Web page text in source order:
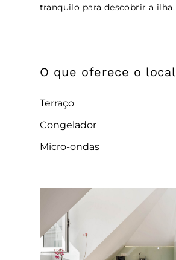
tranquilo para descobrir a ilha.
O que oferece o local
Terraço
Congelador
Micro-ondas